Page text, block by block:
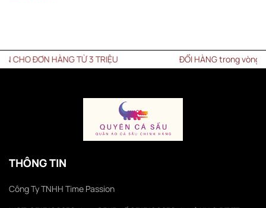
ĐƠN HÀNG TỪ 3 TRIỆU ĐỔI HÀNG trong vòng 15
THÔNG TIN
Công Ty TNHH Time Passion